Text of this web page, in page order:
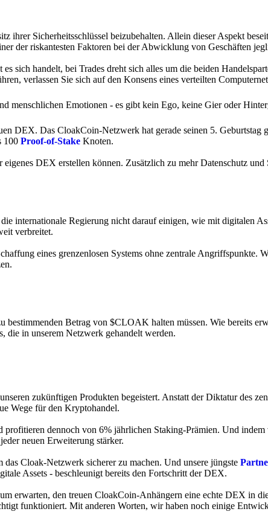
ihrer Sicherheitsschlüssel beizubehalten. Allein dieser Aspekt
der riskantesten Faktoren bei der Abwicklung von Geschäften
sich handelt, bei Trades dreht sich alles um die beiden
verlassen Sie sich auf den Konsens eines verteilten
menschlichen Emotionen - es gibt kein Ego, keine Gier oder
DEX. Das CloakCoin-Netzwerk hat gerade seinen 5. Geburtstag
100 Proof-of-Stake Knoten.
DEX erstellen können. Zusätzlich zu mehr Datenschutz und
internationale Regierung nicht darauf einigen, wie mit digitalen
verbreitet.
eines grenzenlosen Systems ohne zentrale Angriffspunkte.
Betrag von $CLOAK halten müssen. Wie bereits
die in unserem Netzwerk gehandelt werden.
zukünftigen Produkten begeistert. Anstatt der Diktatur des
Wege für den Kryptohandel.
profitieren dennoch von 6% jährlichen Staking-Prämien. Und
neuen Erweiterung stärker.
Cloak-Netzwerk sicherer zu machen. Und unsere jüngste
Assets - beschleunigt bereits den Fortschritt der DEX.
erwarten, den treuen CloakCoin-Anhängern eine echte DEX in
funktioniert. Mit anderen Worten, wir haben noch einige